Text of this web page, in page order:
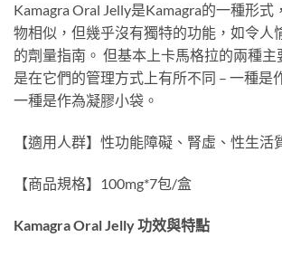
Kamagra Oral Jelly是Kamagra的一種形式
物相似，但幾乎沒有獨特的功能，如令人
的劑量指南。 但基本上卡馬格拉的兩種主
是在它們的管理方式上有所不同 – 一種是
一種是作為凝膠小袋。
【適用人群】性功能障礙、腎虛、性生活
【商品規格】100mg*7包/盒
Kamagra Oral Jelly 功效與特點